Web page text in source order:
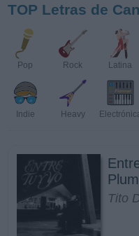
TOP Letras de
Pop Rock Latina
Indie Heavy
Tito